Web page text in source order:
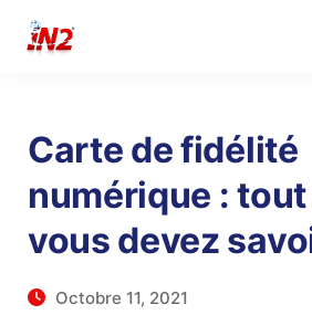
Carte de fidélité
numérique :
vous devez
Octobre 11, 2021